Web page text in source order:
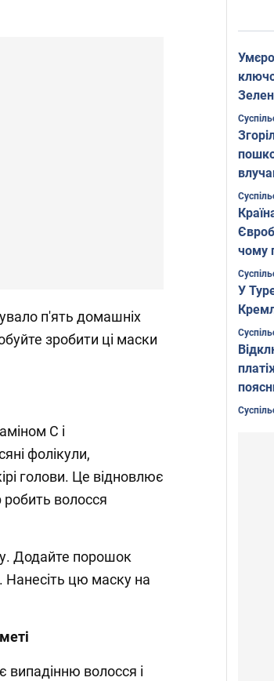
п'ять домашніх
зробити ці маски
С і
фолікули,
голови. Це відновлює
робить волосся
Додайте порошок
Нанесіть цю маску на
випадінню волосся і
Фото
чому
У